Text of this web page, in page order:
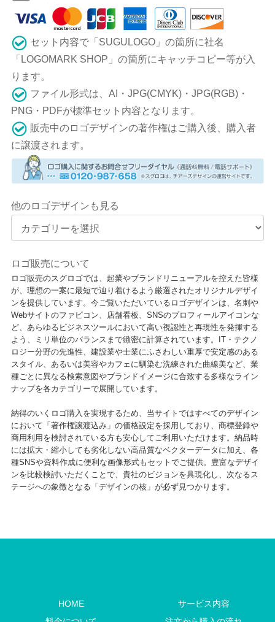
セット内容で「SUGULOGO」の箇所に社名
「LOGOMARK SHOP」の箇所にキャッチコピー等が入
ります。
ファイル形式は、AI・JPG(CMYK)・JPG(RGB)・
PNG・PDFが標準セット内容となります。
販売中のロゴデザインの著作権はご購入後、購入者
に譲渡されます。
他のロゴデザインも見る
ロゴ販売について
ロゴ販売のスグロゴでは、起業やブランドリニューアルを控えた皆様
が、理想の一案に最短で辿り着けるよう厳選されたオリジナルデザイ
ンを提供しています。今ご覧いただいているロゴデザインは、名刺や
Webサイトのファビコン、店舗看板、SNSのプロフィールアイコンな
ど、あらゆるビジネスツールにおいて高い視認性と再現性を発揮する
よう、ミリ単位のバランスまで緻密に計算されています。IT・テクノ
ロジー分野の先進性、建設業や士業にふさわしい重厚で安定感のある
スタイル、あるいは美容やカフェに馴染む洗練された曲線美など、業
種ごとに異なる検索意図やブランドイメージに合致する多様なライン
ナップを各カテゴリーで展開しています。
納得のいくロゴ購入を実現するため、当サイトではすべてのデザイン
において「著作権譲渡込み」の価格設定を採用しており、商標登録や
商用利用を検討されている方も安心してご利用いただけます。納品時
には拡大・縮小しても劣化しない高品質なベクターデータに加え、各
種SNSや資料作成に便利な画像形式もセットでご提供。豊富なデザイ
ンを比較検討いただくことで、貴社のビジョンを具現化し、次なるス
テージへの象徴となる「デザインの核」が必ず見つかります。
HOME
サービス内容